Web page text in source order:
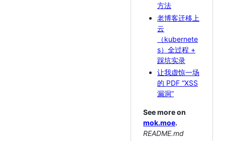
方法
老博客迁移上
云
（kubernete
s）全过程 +
踩坑实录
让我虚惊一场
的 PDF “XSS
漏洞”
See more on
mok.moe.
README.md